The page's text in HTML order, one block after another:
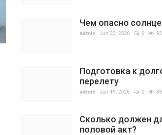
Чем опасно солнце
admin Jun 23, 2026 0 92
Подготовка к
перелету
admin Jun 19, 2026 0 88
Сколько должен
половой акт?